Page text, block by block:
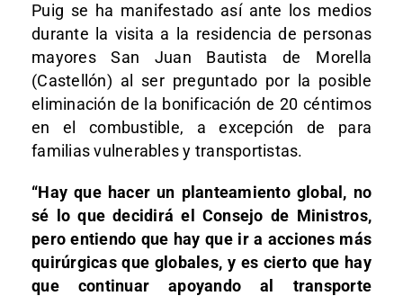
Puig se ha manifestado así ante los medios
durante la visita a la residencia de personas
mayores San Juan Bautista de Morella
(Castellón) al ser preguntado por la posible
eliminación de la bonificación de 20 céntimos
en el combustible, a excepción de para
familias vulnerables y transportistas.
“Hay que hacer un planteamiento global, no
sé lo que decidirá el Consejo de Ministros,
pero entiendo que hay que ir a acciones más
quirúrgicas que globales, y es cierto que hay
que continuar apoyando al transporte